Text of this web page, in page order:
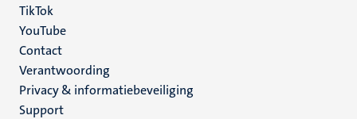
TikTok
YouTube
Menu
footer
(NL)
Contact
Verantwoording
Privacy & informatiebeveiliging
Support